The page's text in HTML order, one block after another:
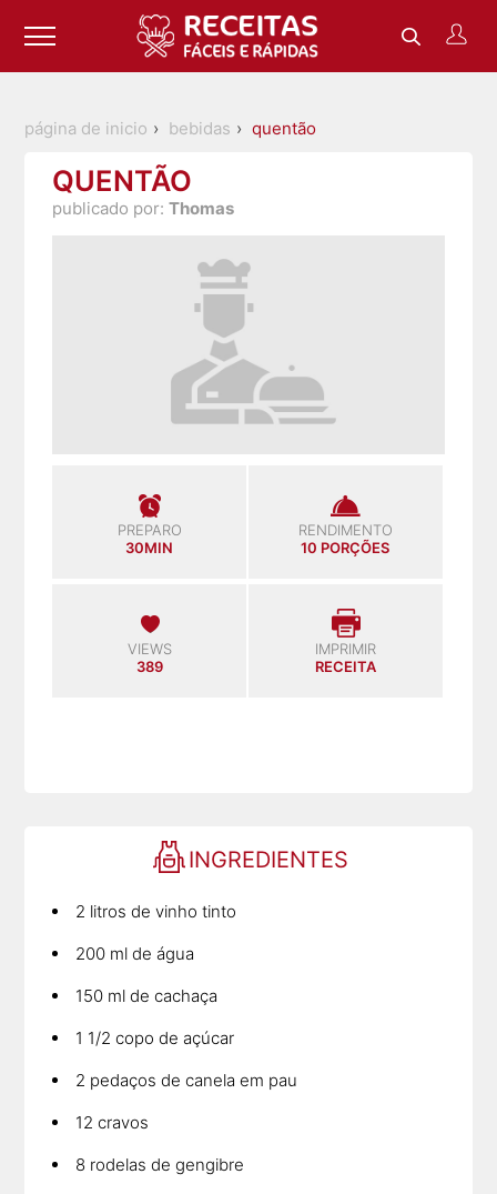
página de inicio bebidas quentão
QUENTÃO
publicado por:Thomas
PREPARO
30MIN
RENDIMENTO
10 PORÇÕES
VIEWS
389
IMPRIMIR
RECEITA
INGREDIENTES
2 litros de vinho tinto
200 ml de água
150 ml de cachaça
1 1/2 copo de açúcar
2 pedaços de canela em pau
12 cravos
8 rodelas de gengibre